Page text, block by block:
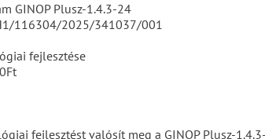
GINOP Plusz-1.4.3-24
116304/2025/341037/001
fejlesztése
fejlesztést valósít meg a GINOP Plusz-